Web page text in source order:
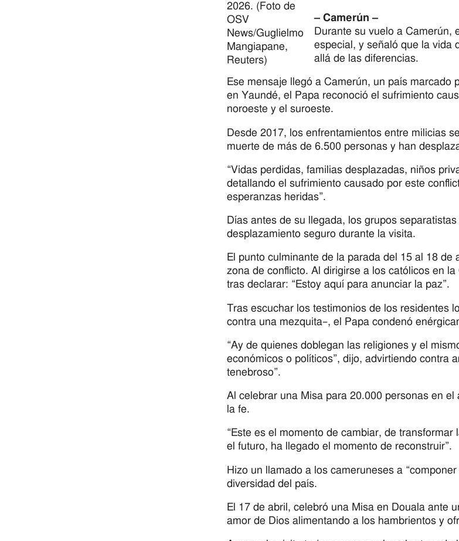
2026. (Foto de
OSV
News/Guglielmo
Mangiapane,
Reuters)
– Camerún –
Durante su vuelo a Camerún,
especial, y señaló que la vida
allá de las diferencias.
Ese mensaje llegó a Camerún, un país
en Yaundé, el Papa reconoció el sufrimiento
noroeste y el suroeste.
Desde 2017, los enfrentamientos entre milicias
muerte de más de 6.500 personas y han
“Vidas perdidas, familias desplazadas, niños
detallando el sufrimiento causado por este
esperanzas heridas”.
Días antes de su llegada, los grupos
desplazamiento seguro durante la visita.
El punto culminante de la parada del 15 al 18
zona de conflicto. Al dirigirse a los católicos en
tras declarar: “Estoy aquí para anunciar la paz”.
Tras escuchar los testimonios de los residentes
contra una mezquita–, el Papa condenó
“Ay de quienes doblegan las religiones y el
económicos o políticos”, dijo, advirtiendo contra
tenebroso”.
Al celebrar una Misa para 20.000 personas en
la fe.
“Este es el momento de cambiar, de
el futuro, ha llegado el momento de reconstruir”.
Hizo un llamado a los cameruneses a
diversidad del país.
El 17 de abril, celebró una Misa en Douala ante
amor de Dios alimentando a los hambrientos y